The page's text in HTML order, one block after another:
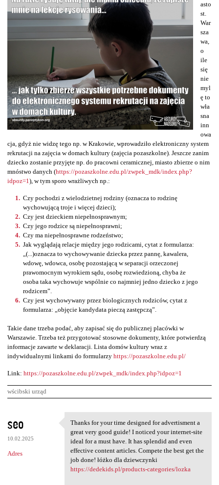
asto
st.
War
sza
wa,
o
ile
się
nie
myl
ę to
wła
sna
inn
owa
cja, gdyż nie widzę tego np. w Krakowie, wprowadziło elektroniczny system
rekrutacji na zajęcia w domach kultury (zajęcia pozaszkolne). Jeszcze zanim
dziecko zostanie przyjęte np. do pracowni ceramicznej, miasto zbierze o nim
mnóstwo danych (https://pozaszkolne.edu.pl/zwpek_mdk/index.php?
idpoz=1), w tym sporo wrażliwych np.:
Czy pochodzi z wielodzietnej rodziny (oznacza to rodzinę
wychowującą troje i więcej dzieci);
Czy jest dzieckiem niepełnosprawnym;
Czy jego rodzice są niepełnosprawni;
Czy ma niepełnosprawne rodzeństwo;
Jak wyglądają relacje między jego rodzicami, cytat z formularza:
„(...)oznacza to wychowywanie dziecka przez pannę, kawalera,
wdowę, wdowca, osobę pozostającą w separacji orzeczonej
prawomocnym wyrokiem sądu, osobę rozwiedzioną, chyba że
osoba taka wychowuje wspólnie co najmniej jedno dziecko z jego
rodzicem”.
Czy jest wychowywany przez biologicznych rodziców, cytat z
formularza: „objęcie kandydata pieczą zastępczą”.
Takie dane trzeba podać, aby zapisać się do publicznej placówki w
Warszawie. Trzeba też przygotować stosowne dokumenty, które potwierdzą
informacje zawarte w deklaracji. Lista domów kultury wraz z
indywidualnymi linkami do formularzy https://pozaszkolne.edu.pl/
Link: https://pozaszkolne.edu.pl/zwpek_mdk/index.php?idpoz=1
wścibski urząd
K
o
m
e
seo
10.02.2025
Adres
Thanks for your time designed
Thanks for your time designed for advertisment a
great very good guide! I noticed your internet-site
ideal for a must have. It has splendid and even
effective content articles. Compete the best get the
job done! łóżko dla dziewczynki
https://dedekids.pl/products-categories/lozka